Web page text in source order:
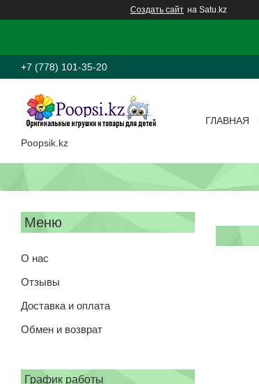
Создать сайт на Satu.kz
+7 (778) 101-35-20
Poopsik.kz
ГЛАВНАЯ
О нас
Отзывы
Доставка и оплата
Обмен и возврат
График работы